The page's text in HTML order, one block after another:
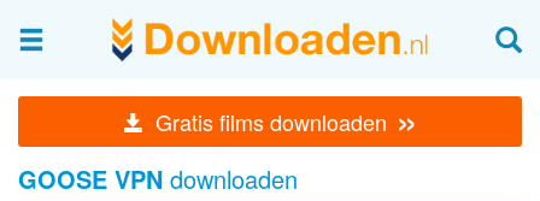
Gratis films downloaden »
Afbeeldingen & fotografie
Beheren en bekijken
Afbeelding & foto bewerken
GOOSE VPN downloaden